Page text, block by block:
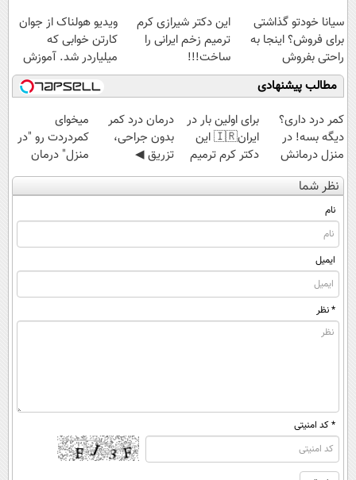
سیانا خودتو گذاشتی
برای فروش؟ اینجا به
راحتی بفروش
این دکتر شیرازی کرم
ترمیم زخم ایرانی را
ساخت!!!
ویدیو هولناک از جوان
کارتن خوابی که
میلیاردر شد. آموزش
رایگان
مطالب پیشنهادی
کمر درد داری؟
دیگه بسه! در
منزل درمانش
کن
(◀پرسش‌نامه)
برای اولین بار در
ایران🇮🇷 این
دکتر کرم ترمیم
کننده 23 روزه
ساخت!
درمان درد کمر
بدون جراحی،
تزریق ◀
پرسش‌نامه رو پر
کن ▶
میخوای
کمردردت رو "در
منزل" درمان
کنی؟ (◂فیلم +
◂پرسش‌نامه)
نظر شما
نام
ایمیل
* نظر
* کد امنیتی